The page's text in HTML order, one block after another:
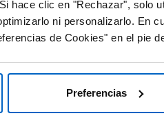
hace clic en "Rechazar", solo
ni personalizarlo. En
de Cookies" en el pie
Preferencias
y gran utilidad
en este sitio web o pulsa
web corporativo de Amgen.
#OpinionExperto